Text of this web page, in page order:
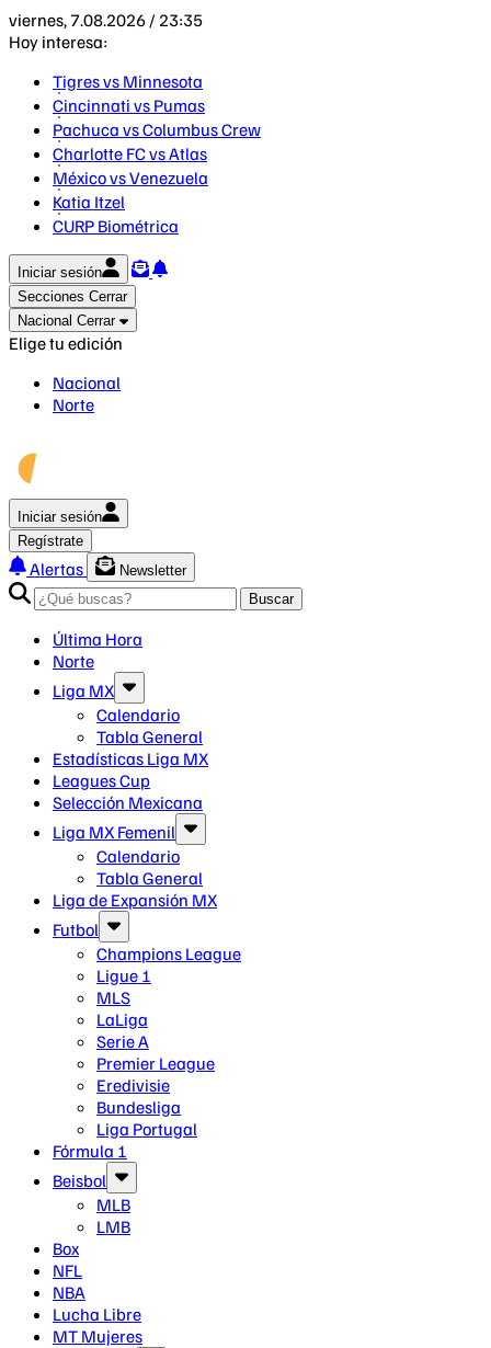
viernes, 7.08.2026 / 23:35
Hoy interesa:
Tigres vs Minnesota
Cincinnati vs Pumas
Pachuca vs Columbus Crew
Charlotte FC vs Atlas
México vs Venezuela
Katia Itzel
CURP Biométrica
Iniciar sesión
Secciones Cerrar
Nacional Cerrar
Elige tu edición
Nacional
Norte
Iniciar sesión
Regístrate
Alertas
Newsletter
Buscar
Última Hora
Norte
Liga MX
Calendario
Tabla General
Estadísticas Liga MX
Leagues Cup
Selección Mexicana
Liga MX Femenil
Calendario
Tabla General
Liga de Expansión MX
Futbol
Champions League
Ligue 1
MLS
LaLiga
Serie A
Premier League
Eredivisie
Bundesliga
Liga Portugal
Fórmula 1
Beisbol
MLB
LMB
Box
NFL
NBA
Lucha Libre
MT Mujeres